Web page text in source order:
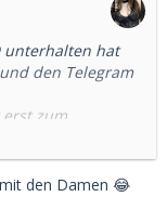
unterhalten hat
den Telegram
zum
er wäre gleich da.
den Damen 😂